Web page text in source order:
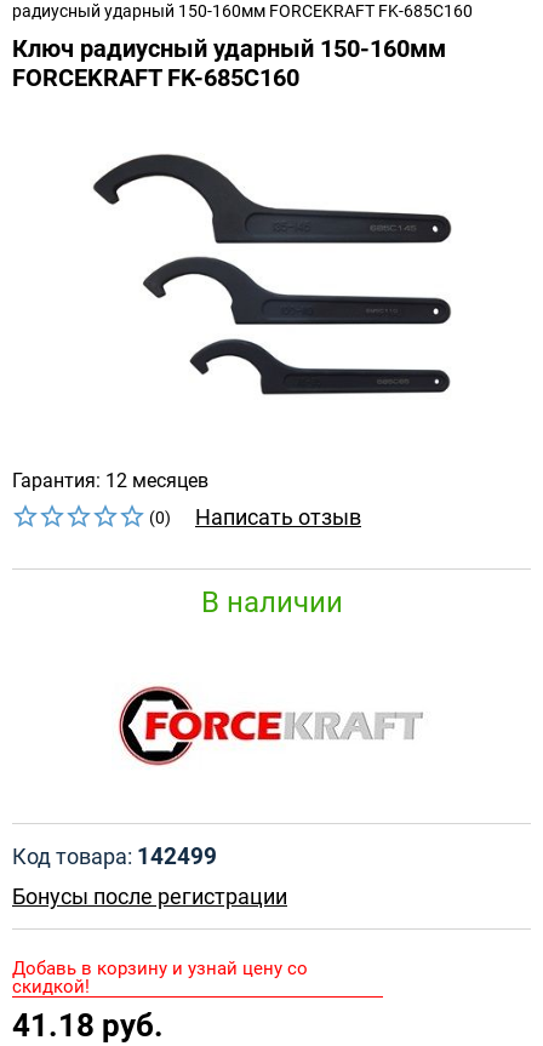
радиусный ударный 150-160мм FORCEKRAFT FK-685C160
Ключ радиусный ударный 150-160мм
FORCEKRAFT FK-685C160
Гарантия: 12 месяцев
(0) Написать отзыв
В наличии
Код товара: 142499
Бонусы после регистрации
Добавь в корзину и узнай цену со
скидкой!
41.18 руб.